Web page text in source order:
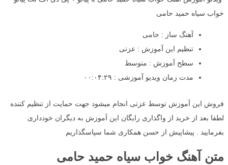
خواب سیاه حمید حامی
آهنگ ساز : حامی
تنظیم این آموزش : عزتی
سطح آموزش : متوسط
مدت زمان ویدیو آموزشی : ۰۰:۰۴:۲۹
فروش این آموزش توسط عزتی انجام میشود جهت حمایت از تنظیم کننده
لطفا بعد از خرید از واگذاری رایگان این آموزش به دیگران خودداری
بفرمایید . پیشاپیش از حسن همکاری شما سپاسگذاریم
متن آهنگ خواب سیاه حمید حامی